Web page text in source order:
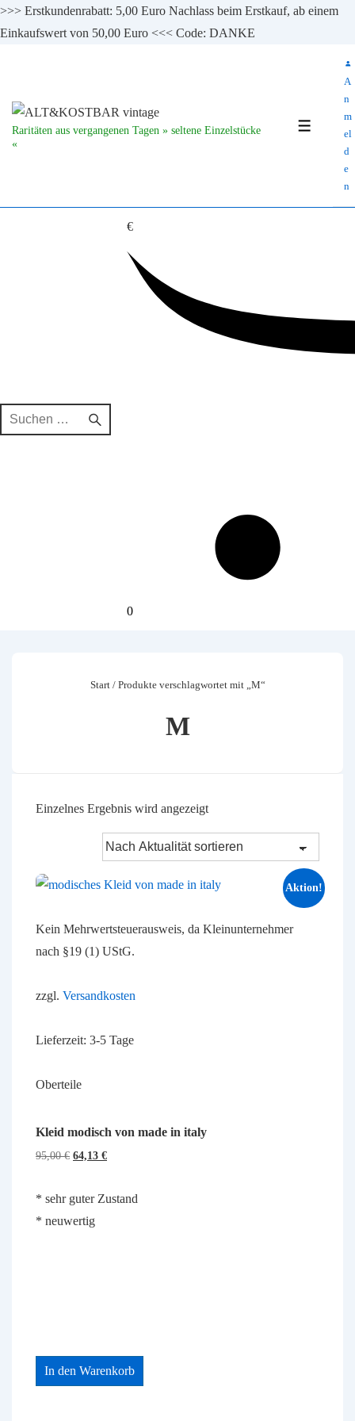
>>> Erstkundenrabatt: 5,00 Euro Nachlass beim Erstkauf, ab einem
Einkaufswert von 50,00 Euro <<< Code: DANKE
Inhalt
Raritäten aus vergangenen Tagen » seltene Einzelstücke
«
MENÜ
A
n
m
el
d
e
n
Suchen
nach:
€
0
Start/ Produkte verschlagwortet mit „M“
M
Einzelnes Ergebnis wird angezeigt
Aktion!
Kein Mehrwertsteuerausweis, da Kleinunternehmer
nach §19 (1) UStG.
zzgl. Versandkosten
Lieferzeit: 3-5 Tage
Oberteile
Kleid modisch von made in italy
95,00€ Ursprünglicher
war:
64,13 €Aktueller
ist:
* sehr guter Zustand
* neuwertig
In den Warenkorb